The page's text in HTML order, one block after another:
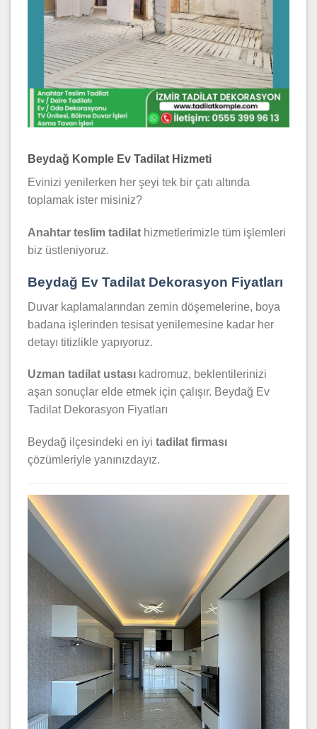
Beydağ Komple Ev Tadilat Hizmeti
Evinizi yenilerken her şeyi tek bir çatı altında
toplamak ister misiniz?
Anahtar teslim tadilat hizmetlerimizle tüm işlemleri
biz üstleniyoruz.
Beydağ Ev Tadilat Dekorasyon Fiyatları
Duvar kaplamalarından zemin döşemelerine, boya
badana işlerinden tesisat yenilemesine kadar her
detayı titizlikle yapıyoruz.
Uzman tadilat ustası kadromuz, beklentilerinizi
aşan sonuçlar elde etmek için çalışır. Beydağ Ev
Tadilat Dekorasyon Fiyatları
Beydağ ilçesindeki en iyi tadilat firması
çözümleriyle yanınızdayız.